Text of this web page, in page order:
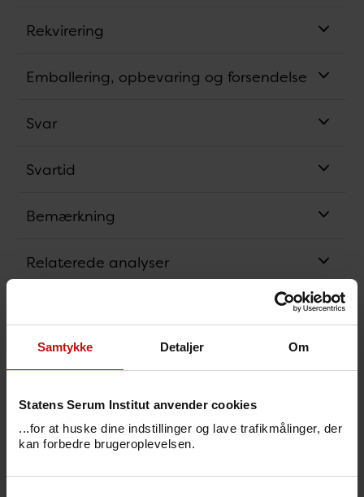
Samtykke Detaljer Om
Statens Serum Institut anvender cookies
...for at huske dine indstillinger og lave trafikmålinger, der
kan forbedre brugeroplevelsen.
Rekvirering
Emballering, opbevaring og forsendelse
Svar
Svartid
Bemærkning
Relaterede analyser
Synonym
Akkreditering
Bestillingskode